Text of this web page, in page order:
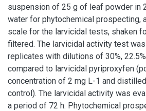
suspension of 25 g of leaf powder in
water for phytochemical prospecting,
scale for the larvicidal tests, shaken
filtered. The larvicidal activity test
replicates with dilutions of 30%,
compared to larvicidal pyriproxyfen
concentration of 2 mg L-1 and
control). The larvicidal activity was
a period of 72 h. Phytochemical